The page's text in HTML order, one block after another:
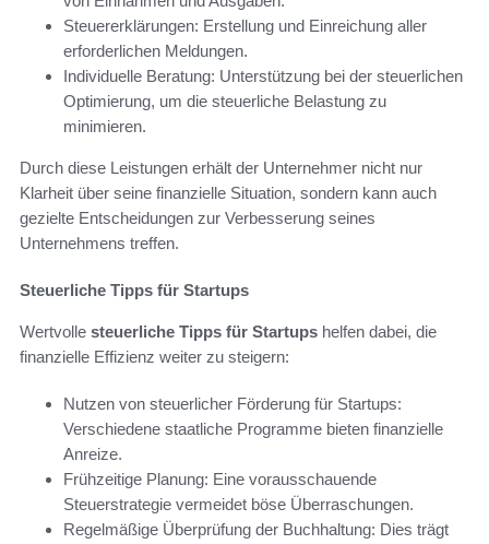
Steuererklärungen: Erstellung und Einreichung aller
erforderlichen Meldungen.
Individuelle Beratung: Unterstützung bei der steuerlichen
Optimierung, um die steuerliche Belastung zu
minimieren.
Durch diese Leistungen erhält der Unternehmer nicht nur
Klarheit über seine finanzielle Situation, sondern kann auch
gezielte Entscheidungen zur Verbesserung seines
Unternehmens treffen.
Steuerliche Tipps für Startups
Wertvolle steuerliche Tipps für Startups helfen dabei, die
finanzielle Effizienz weiter zu steigern:
Nutzen von steuerlicher Förderung für Startups:
Verschiedene staatliche Programme bieten finanzielle
Anreize.
Frühzeitige Planung: Eine vorausschauende
Steuerstrategie vermeidet böse Überraschungen.
Regelmäßige Überprüfung der Buchhaltung: Dies trägt